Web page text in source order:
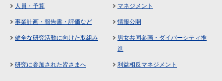
人員・予算 マネジメント
事業計画・報告書・評価など 情報公開
健全な研究活動に向けた取組み
男女共同参画・ダイバーシティ推
進
研究に参加された皆さまへ 利益相反マネジメント